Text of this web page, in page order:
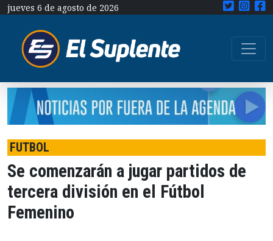
jueves 6 de agosto de 2026
FUTBOL
Se comenzarán a jugar partidos de
tercera división en el Fútbol
Femenino